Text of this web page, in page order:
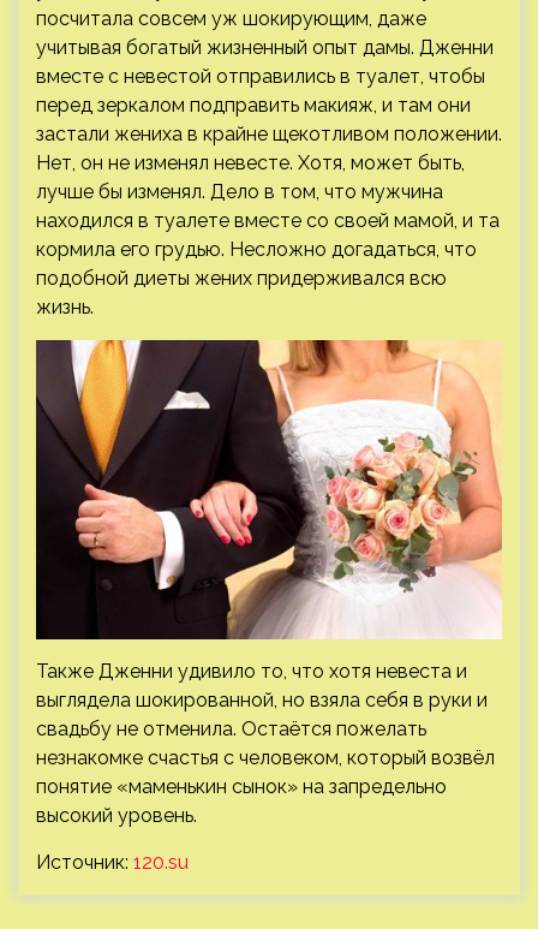
посчитала совсем уж шокирующим, даже
учитывая богатый жизненный опыт дамы. Дженни
вместе с невестой отправились в туалет, чтобы
перед зеркалом подправить макияж, и там они
застали жениха в крайне щекотливом положении.
Нет, он не изменял невесте. Хотя, может быть,
лучше бы изменял. Дело в том, что мужчина
находился в туалете вместе со своей мамой, и та
кормила его грудью. Несложно догадаться, что
подобной диеты жених придерживался всю
жизнь.
Также Дженни удивило то, что хотя невеста и
выглядела шокированной, но взяла себя в руки и
свадьбу не отменила. Остаётся пожелать
незнакомке счастья с человеком, который возвёл
понятие «маменькин сынок» на запредельно
высокий уровень.
Источник: 120.su